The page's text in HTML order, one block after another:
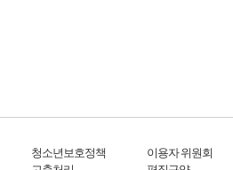
청소년보호정책
이용자 위원회